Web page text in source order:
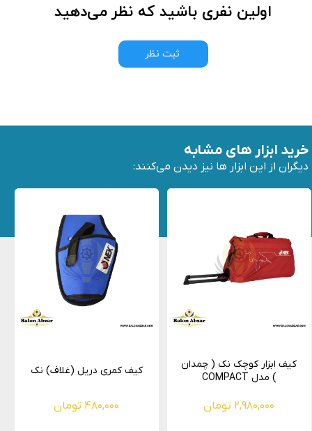
اولین نفری باشید که نظر می‌دهید
ثبت نظر
کیف ابزار کوچک نک ( چمدان
) مدل COMPACT
۲,۹۸۰,۰۰۰ تومان
کیف کمری دریل (غلاف) نک
۴۸۰,۰۰۰ تومان
خرید ابزار های مشابه
دیگران از این ابزار ها نیز دیدن می‌کنند: